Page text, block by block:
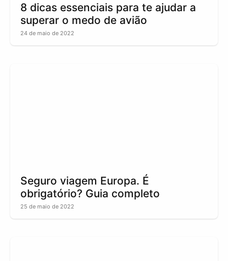
8 dicas essenciais para te ajudar a
superar o medo de avião
24 de maio de 2022
Seguro viagem Europa. É
obrigatório? Guia completo
25 de maio de 2022